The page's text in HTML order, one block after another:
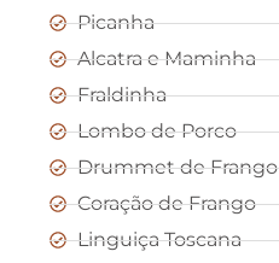
Picanha
Alcatra e Maminha
Fraldinha
Lombo de Porco
Drummet de Frango
Coração de Frango
Linguiça Toscana